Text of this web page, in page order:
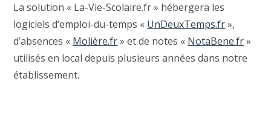
La solution « La-Vie-Scolaire.fr » hébergera les
logiciels d’emploi-du-temps « UnDeuxTemps.fr»,
d’absences « Molière.fr» et de notes « NotaBene.fr»
utilisés en local depuis plusieurs années dans notre
établissement.